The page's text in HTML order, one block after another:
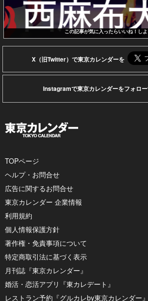
この記事が気に入ったらいいね！しよ
X（旧Twitter）で東京カレンダーを
Instagramで東京カレンダーをフォロ
TOPページ
ヘルプ・お問合せ
広告に関するお問合せ
東京カレンダー 企業情報
利用規約
個人情報保護方針
著作権・免責事項について
特定商取引法に基づく表示
月刊誌『東京カレンダー』
婚活・恋活アプリ『東カレデート』
レストラン予約『グルカレby東京カレンダー』